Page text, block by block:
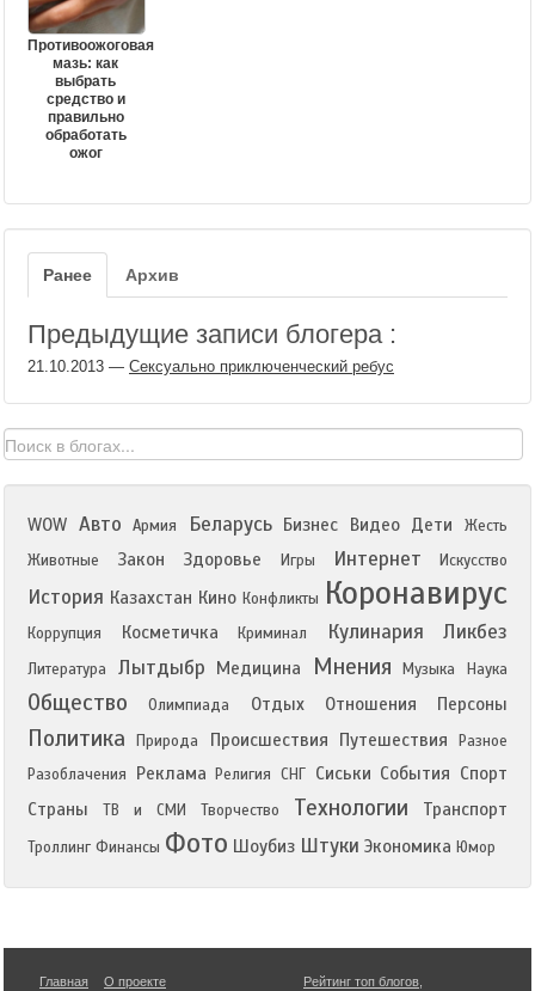
Противоожоговая
мазь: как
выбрать
средство и
правильно
обработать
ожог
Ранее Архив
Предыдущие записи блогера :
21.10.2013 — Сексуально приключенческий ребус
WOW Авто Армия Беларусь Бизнес Видео Дети
Жесть
Животные
Закон Здоровье Игры Интернет Искусство
История Казахстан Кино Конфликты Коронавирус
Коррупция Косметичка Криминал Кулинария Ликбез
Литература Лытдыбр Медицина Мнения Музыка Наука
Общество Олимпиада Отдых Отношения Персоны
Политика Природа Происшествия Путешествия
Разное
Разоблачения
Реклама Религия СНГ Сиськи События Спорт
Страны
ТВ и СМИ Творчество Технологии Транспорт
Троллинг Финансы Фото Шоубиз Штуки Экономика Юмор
Главная О проекте Рейтинг топ блогов